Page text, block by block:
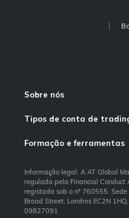
Sobre nós
Tipos de conta de
Formação e ferramentas
Informação legal: A AT Global
regulada pela Financial Conduct
registada sob o nº 760555.
Broad Street, Londres EC2N
09827091